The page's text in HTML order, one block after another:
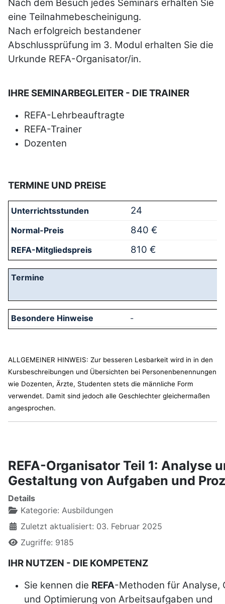
Nach dem Besuch jedes Seminars erhalten Sie
eine Teilnahmebescheinigung.
Nach erfolgreich bestandener
Abschlussprüfung im 3. Modul erhalten Sie die
Urkunde REFA-Organisator/in.
IHRE SEMINARBEGLEITER - DIE TRAINER
REFA-Lehrbeauftragte
REFA-Trainer
Dozenten
TERMINE UND PREISE
24
840 €
810 €
-
ALLGEMEINER HINWEIS: Zur besseren Lesbarkeit wird in in den
Kursbeschreibungen und Übersichten bei Personenbenennungen
wie Dozenten, Ärzte, Studenten stets die männliche Form
verwendet. Damit sind jedoch alle Geschlechter gleichermaßen
angesprochen.
REFA-Organisator Teil 1: Analyse
Gestaltung von Aufgaben und
Details
Kategorie: Ausbildungen
Zuletzt aktualisiert: 03. Februar 2025
Zugriffe: 9185
IHR NUTZEN - DIE KOMPETENZ
Sie kennen die REFA-Methoden für Analyse,
und Optimierung von Arbeitsaufgaben und